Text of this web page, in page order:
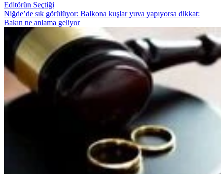
Editörün Seçtiği
Niğde’de sık görülüyor: Balkona kuşlar yuva yapıyorsa dikkat:
Bakın ne anlama geliyor